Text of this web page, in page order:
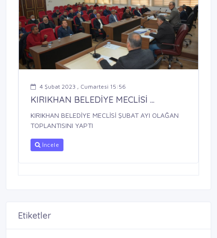
4 Şubat 2023 , Cumartesi 15:56
KIRIKHAN BELEDİYE MECLİSİ ...
KIRIKHAN BELEDİYE MECLİSİ ŞUBAT AYI OLAĞAN
TOPLANTISINI YAPTI
İncele
Etiketler